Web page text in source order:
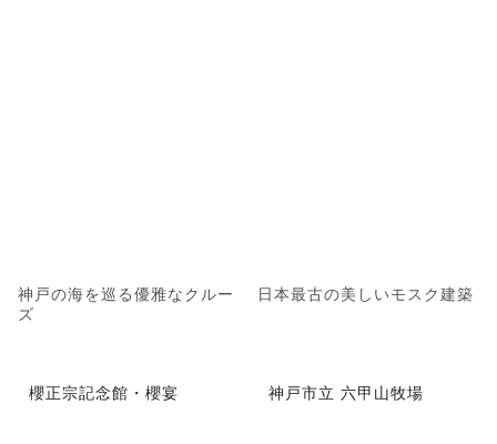
神戸の海を巡る優雅なクルー
ズ
日本最古の美しいモスク建築
櫻正宗記念館・櫻宴 神戸市立 六甲山牧場